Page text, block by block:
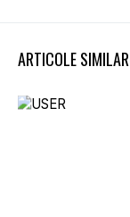
ARTICOLE